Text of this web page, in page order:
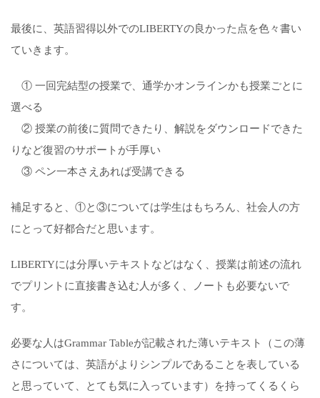
最後に、英語習得以外でのLIBERTYの良かった点を色々書い
ていきます。
① 一回完結型の授業で、通学かオンラインかも授業ごとに
選べる
② 授業の前後に質問できたり、解説をダウンロードできた
りなど復習のサポートが手厚い
③ ペン一本さえあれば受講できる
補足すると、①と③については学生はもちろん、社会人の方
にとって好都合だと思います。
LIBERTYには分厚いテキストなどはなく、授業は前述の流れ
でプリントに直接書き込む人が多く、ノートも必要ないで
す。
必要な人はGrammar Tableが記載された薄いテキスト（この薄
さについては、英語がよりシンプルであることを表している
と思っていて、とても気に入っています）を持ってくるくら